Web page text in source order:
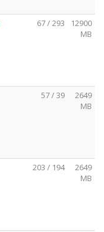
67 / 293
12900
MB
57 / 39
2649
MB
203 / 194
2649
MB